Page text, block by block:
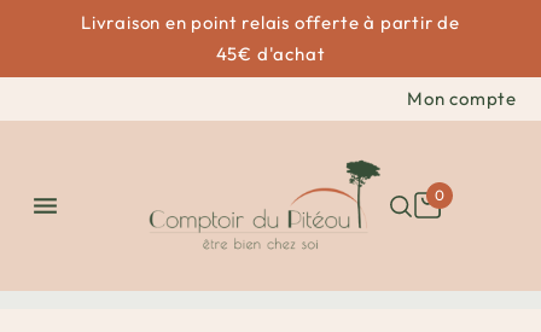
Livraison en point relais offerte à partir de
45€ d'achat
Mon compte
 0